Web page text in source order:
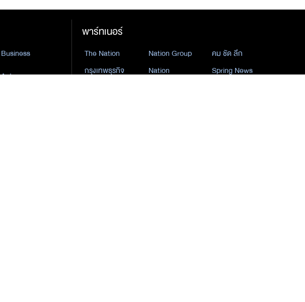
Business
Auto
พาร์ทเนอร์
The Nation Nation Group
คม ชัด ลึก
กรุงเทพธุรกิจ
Nation
Spring News